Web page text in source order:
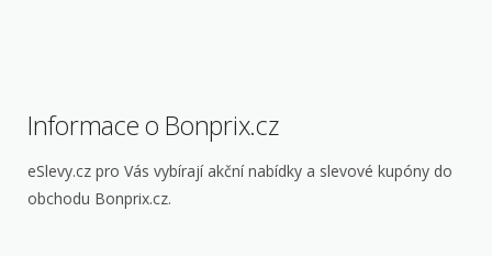
Informace o Bonprix.cz
eSlevy.cz pro Vás vybírají akční nabídky a slevové kupóny do
obchodu Bonprix.cz.